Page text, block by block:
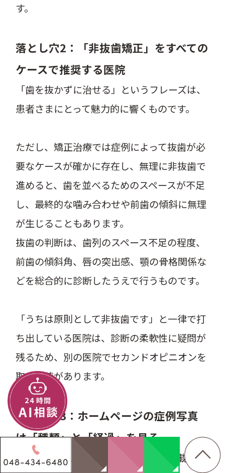
す。
落とし穴2：「非抜歯矯正」をすべての
ケースで推奨する医院
「歯を抜かずに治せる」というフレーズは、
患者さまにとって魅力的に響くものです。
ただし、矯正治療では症例によって抜歯が必
要なケースが確かに存在し、無理に非抜歯で
進めると、歯を並べるためのスペースが不足
し、最終的な噛み合わせや前歯の傾斜に無理
が生じることもあります。
抜歯の判断は、歯列のスペース不足の程度、
前歯の傾斜角、唇の突出感、顎の骨格関係な
どを総合的に診断したうえで行うものです。
「うちは原則として非抜歯です」と一律で打
ち出している医院は、診断の柔軟性に疑問が
残るため、別の医院でセカンドオピニオンを
取る価値があります。
落とし穴3：ホームページの症例写真
は「種類」と「経過」を見る
医院のホームページには症例写真が掲載され